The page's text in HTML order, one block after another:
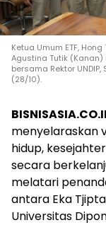
Ketua Umum ETF,
Agustina Tutik
bersama Rektor
(28/10).
menyelaraskan
hidup,
secara
melatari
antara Eka
Universitas